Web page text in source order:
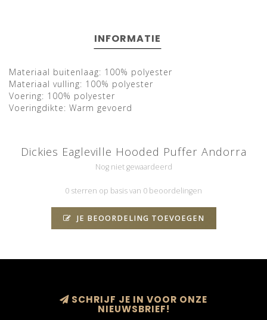
INFORMATIE
Materiaal buitenlaag: 100% polyester
Materiaal vulling: 100% polyester
Voering: 100% polyester
Voeringdikte: Warm gevoerd
Dickies Eagleville Hooded Puffer Andorra
Nog niet gewaardeerd
0 sterren op basis van 0 beoordelingen
JE BEOORDELING TOEVOEGEN
SCHRIJF JE IN VOOR ONZE
NIEUWSBRIEF!